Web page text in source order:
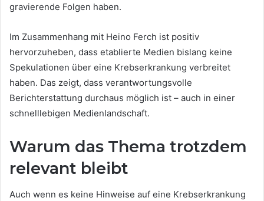
gravierende Folgen haben.
Im Zusammenhang mit Heino Ferch ist positiv
hervorzuheben, dass etablierte Medien bislang keine
Spekulationen über eine Krebserkrankung verbreitet
haben. Das zeigt, dass verantwortungsvolle
Berichterstattung durchaus möglich ist – auch in einer
schnelllebigen Medienlandschaft.
Warum das Thema trotzdem
relevant bleibt
Auch wenn es keine Hinweise auf eine Krebserkrankung